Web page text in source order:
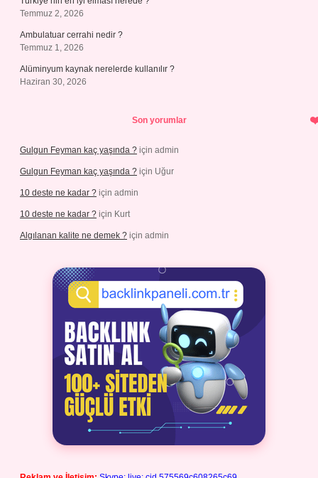
Temmuz 2, 2026
Ambulatuar cerrahi nedir ?
Temmuz 1, 2026
Alüminyum kaynak nerelerde kullanılır ?
Haziran 30, 2026
Son yorumlar
Gulgun Feyman kaç yaşında ? için admin
Gulgun Feyman kaç yaşında ? için Uğur
10 deste ne kadar ? için admin
10 deste ne kadar ? için Kurt
Algılanan kalite ne demek ? için admin